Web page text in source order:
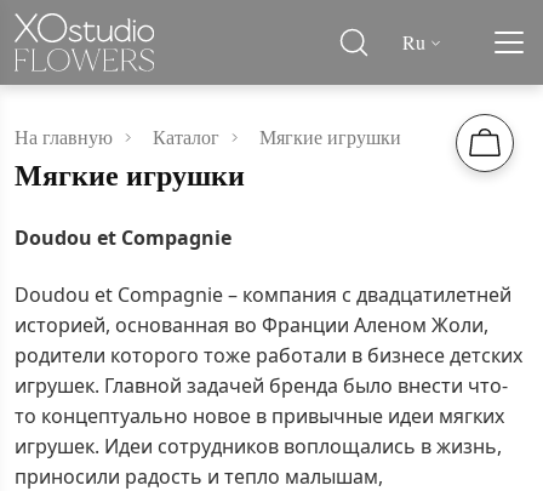
Ru
На главную Каталог Мягкие игрушки
Мягкие игрушки
Doudou et Compagnie
Doudou et Compagnie – компания с двадцатилетней
историей, основанная во Франции Аленом Жоли,
родители которого тоже работали в бизнесе детских
игрушек. Главной задачей бренда было внести что-
то концептуально новое в привычные идеи мягких
игрушек. Идеи сотрудников воплощались в жизнь,
приносили радость и тепло малышам,